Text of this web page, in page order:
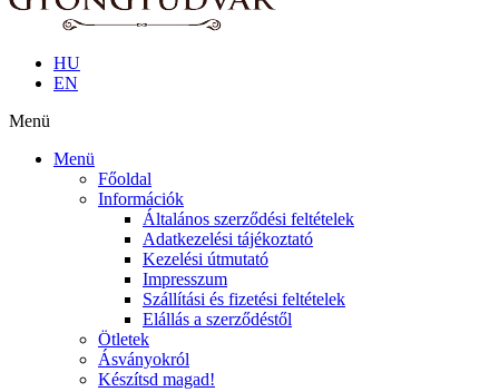
HU
EN
Menü
Menü
Főoldal
Információk
Általános szerződési feltételek
Adatkezelési tájékoztató
Kezelési útmutató
Impresszum
Szállítási és fizetési feltételek
Elállás a szerződéstől
Ötletek
Ásványokról
Készítsd magad!